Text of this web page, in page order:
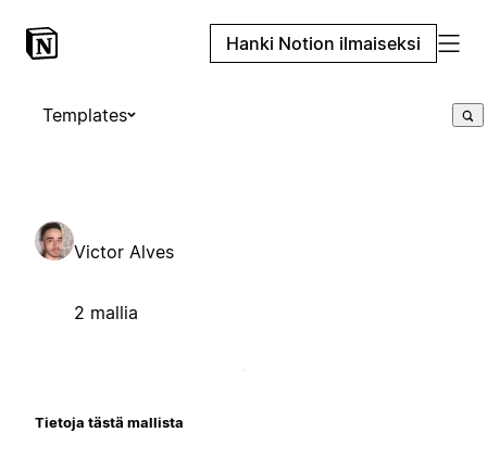
Hanki Notion ilmaiseksi
Templates
Victor Alves
2 mallia
Tietoja tästä mallista